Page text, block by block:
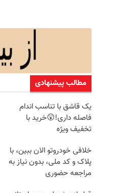
مطالب پیشنهادی
یک قاشق با تناسب اندام
فاصله داری!😲خرید با
تخفیف ویژه
خلافی خودروتو الان ببین، با
پلاک و کد ملی، بدون نیاز به
مراجعه حضوری